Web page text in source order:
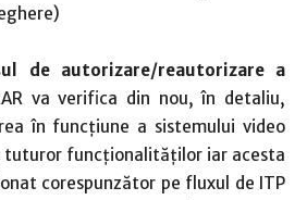
de autorizare/reautorizare a
va verifica din nou, în detaliu,
în funcţiune a sistemului video
tuturor funcţionalităţilor iar acesta
corespunzător pe fluxul de ITP